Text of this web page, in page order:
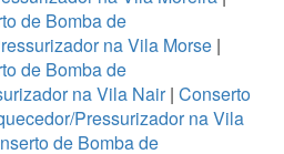
de Bomba de
na Vila Morse|
de Bomba de
na Vila Nair| Conserto
Pressurizador na Vila
de Bomba de